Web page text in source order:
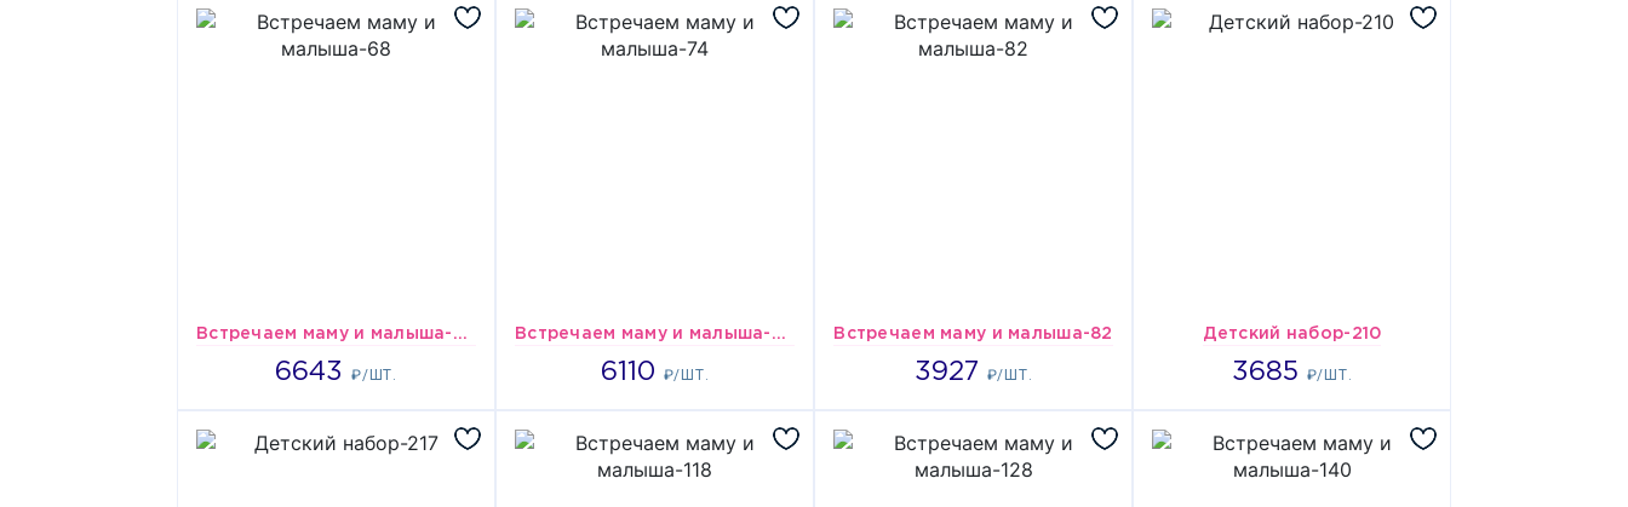
Встречаем маму и малыша-68
6643₽/ШТ.
6643 Встречаем маму и малыша-74
6110 ₽/ШТ.
6110 Встречаем маму и малыша-82
3927 ₽/ШТ.
3927 Детский набор-210
3685 ₽/ШТ.
3685